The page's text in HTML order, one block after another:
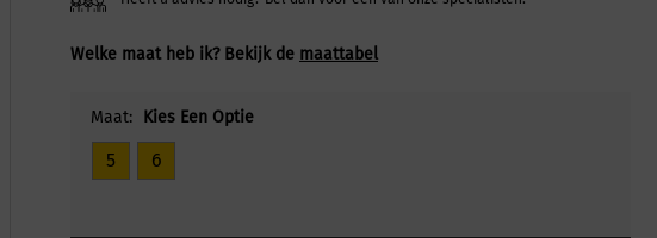
Welke maat heb ik? Bekijk de maattabel
Maat: Kies Een Optie
5 6